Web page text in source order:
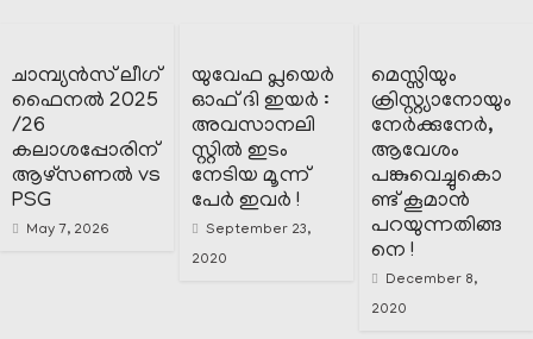
ചാമ്പ്യൻസ് ലീഗ്
ഫൈനൽ 2025
/26
കലാശപ്പോരിന്
ആഴ്സണൽ vs
PSG
May 7, 2026
യുവേഫ പ്ലയെർ
ഓഫ് ദി ഇയർ :
അവസാനലി
സ്റ്റിൽ ഇടം
നേടിയ മൂന്ന്
പേർ ഇവർ !
September 23,
2020
മെസ്സിയും
ക്രിസ്റ്റ്യാനോയും
നേർക്കുനേർ,
ആവേശം
പങ്കുവെച്ചുകൊ
ണ്ട് കൂമാൻ
പറയുന്നതിങ്ങ
നെ !
December 8,
2020